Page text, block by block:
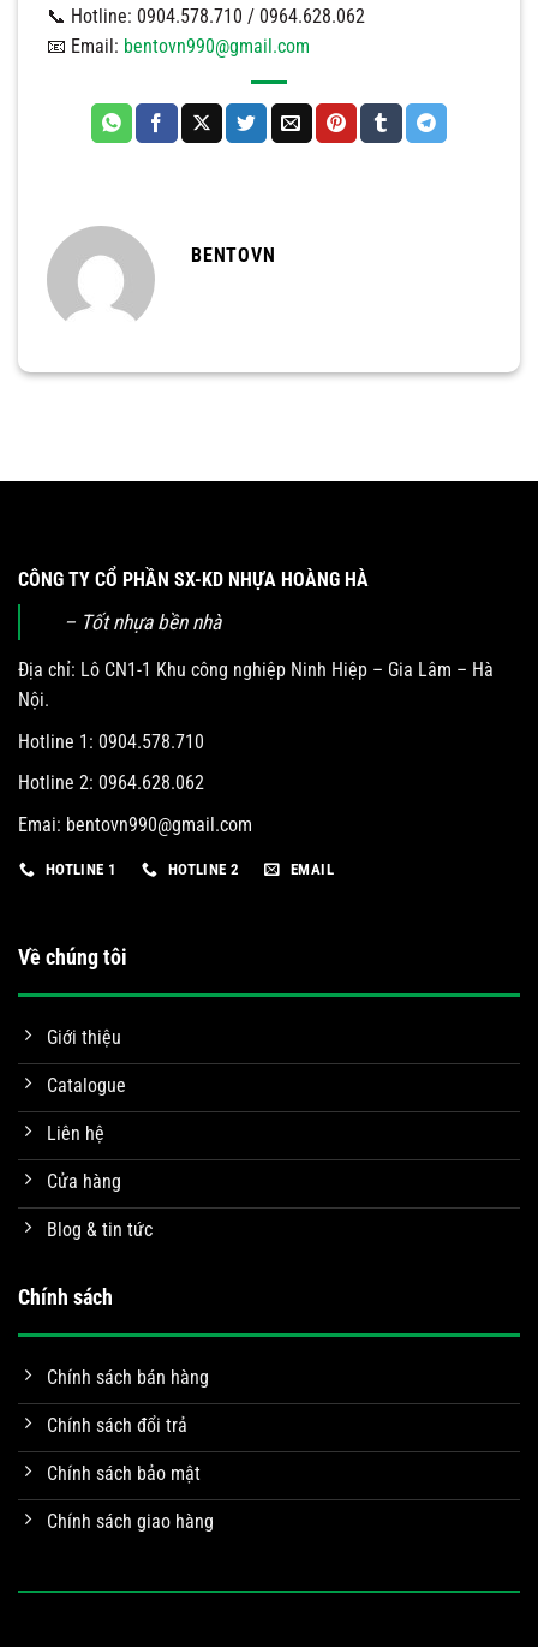
📞 Hotline: 0904.578.710 / 0964.628.062
📧 Email: bentovn990@gmail.com
BENTOVN
CÔNG TY CỔ PHẦN SX-KD NHỰA HOÀNG HÀ
– Tốt nhựa bền nhà
Địa chỉ: Lô CN1-1 Khu công nghiệp Ninh Hiệp – Gia Lâm – Hà
Nội.
Hotline 1: 0904.578.710
Hotline 2: 0964.628.062
Emai: bentovn990@gmail.com
HOTLINE 1 HOTLINE 2 EMAIL
Về chúng tôi
Giới thiệu
Catalogue
Liên hệ
Cửa hàng
Blog & tin tức
Chính sách
Chính sách bán hàng
Chính sách đổi trả
Chính sách bảo mật
Chính sách giao hàng